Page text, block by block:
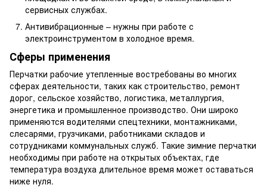
сервисных службах.
Антивибрационные – нужны при работе с
электроинструментом в холодное время.
Сферы применения
Перчатки рабочие утепленные востребованы во многих
сферах деятельности, таких как строительство, ремонт
дорог, сельское хозяйство, логистика, металлургия,
энергетика и промышленное производство. Они широко
применяются водителями спецтехники, монтажниками,
слесарями, грузчиками, работниками складов и
сотрудниками коммунальных служб. Такие зимние перчатки
необходимы при работе на открытых объектах, где
температура воздуха длительное время может оставаться
ниже нуля.